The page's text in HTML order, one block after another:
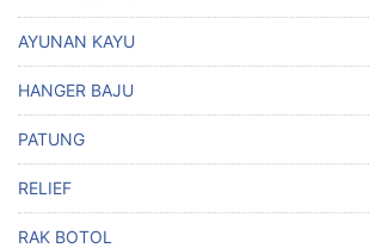
AYUNAN KAYU
HANGER BAJU
PATUNG
RELIEF
RAK BOTOL